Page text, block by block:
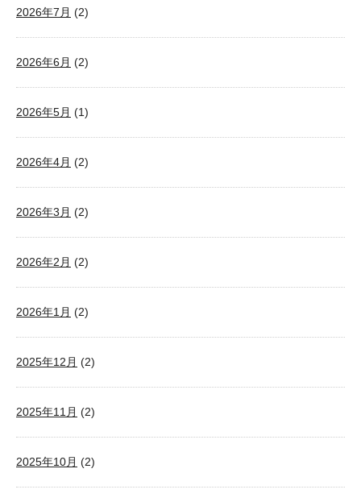
2026年7月 (2)
2026年6月 (2)
2026年5月 (1)
2026年4月 (2)
2026年3月 (2)
2026年2月 (2)
2026年1月 (2)
2025年12月 (2)
2025年11月 (2)
2025年10月 (2)